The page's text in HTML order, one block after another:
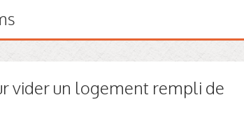
vider un logement rempli de